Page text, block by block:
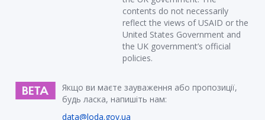
contents do not necessarily
reflect the views of USAID or the
United States Government and
the UK government’s official
policies.
Якщо ви маєте зауваження або пропозиції,
будь ласка, напишіть нам:
data@loda.gov.ua